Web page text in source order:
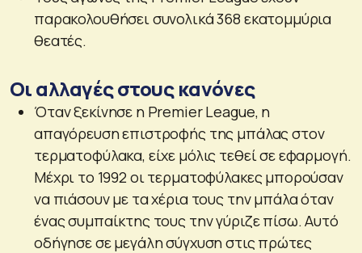
παρακολουθήσει συνολικά 368 εκατομμύρια
θεατές.
Οι αλλαγές στους κανόνες
Όταν ξεκίνησε η Premier League, η
απαγόρευση επιστροφής της μπάλας στον
τερματοφύλακα, είχε μόλις τεθεί σε εφαρμογή.
Μέχρι το 1992 οι τερματοφύλακες μπορούσαν
να πιάσουν με τα χέρια τους την μπάλα όταν
ένας συμπαίκτης τους την γύριζε πίσω. Αυτό
οδήγησε σε μεγάλη σύγχυση στις πρώτες